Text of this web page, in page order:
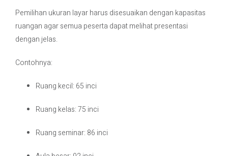
Pemilihan ukuran layar harus disesuaikan dengan kapasitas
ruangan agar semua peserta dapat melihat presentasi
dengan jelas.
Contohnya:
Ruang kecil: 65 inci
Ruang kelas: 75 inci
Ruang seminar: 86 inci